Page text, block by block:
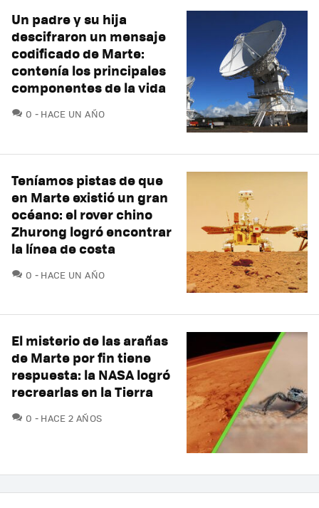
Un padre y su hija
descifraron un mensaje
codificado de Marte:
contenía los principales
componentes de la vida
0 COMENTARIOS
HACE UN AÑO
Teníamos pistas de que
en Marte existió un gran
océano: el rover chino
Zhurong logró encontrar
la línea de costa
0 COMENTARIOS
HACE UN AÑO
El misterio de las arañas
de Marte por fin tiene
respuesta: la NASA logró
recrearlas en la Tierra
0 COMENTARIOS
HACE 2 AÑOS